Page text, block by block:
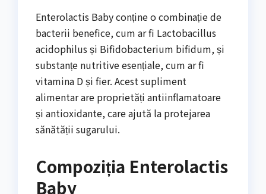
Enterolactis Baby conține o combinație de
bacterii benefice, cum ar fi Lactobacillus
acidophilus și Bifidobacterium bifidum, și
substanțe nutritive esențiale, cum ar fi
vitamina D și fier. Acest supliment
alimentar are proprietăți antiinflamatoare
și antioxidante, care ajută la protejarea
sănătății sugarului.
Compoziția Enterolactis
Baby